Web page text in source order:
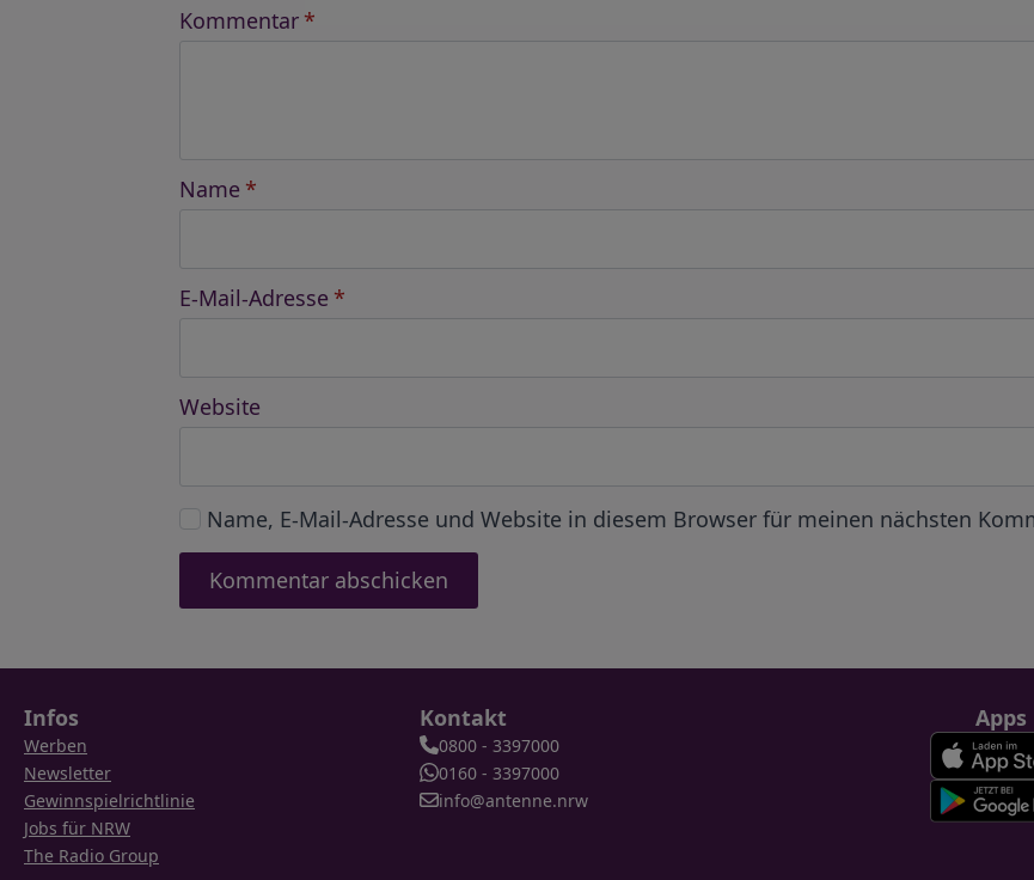
Kommentar *
Name *
E-Mail-Adresse *
Website
Name, E-Mail-Adresse und Website in diesem Browser für meinen nächsten
Infos
Werben
Newsletter
Gewinnspielrichtlinie
Jobs für NRW
The Radio Group
Kontakt
0800 - 3397000
0160 - 3397000
info@antenne.nrw
Apps